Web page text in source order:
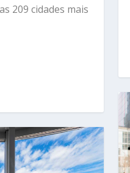
209 cidades mais